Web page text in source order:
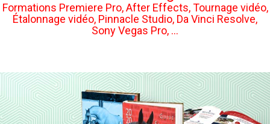
Formations Premiere Pro, After Effects, Tournage vidéo,
Étalonnage vidéo, Pinnacle Studio, Da Vinci Resolve,
Sony Vegas Pro, ...